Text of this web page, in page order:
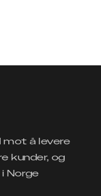
mot å levere
kunder, og
Norge